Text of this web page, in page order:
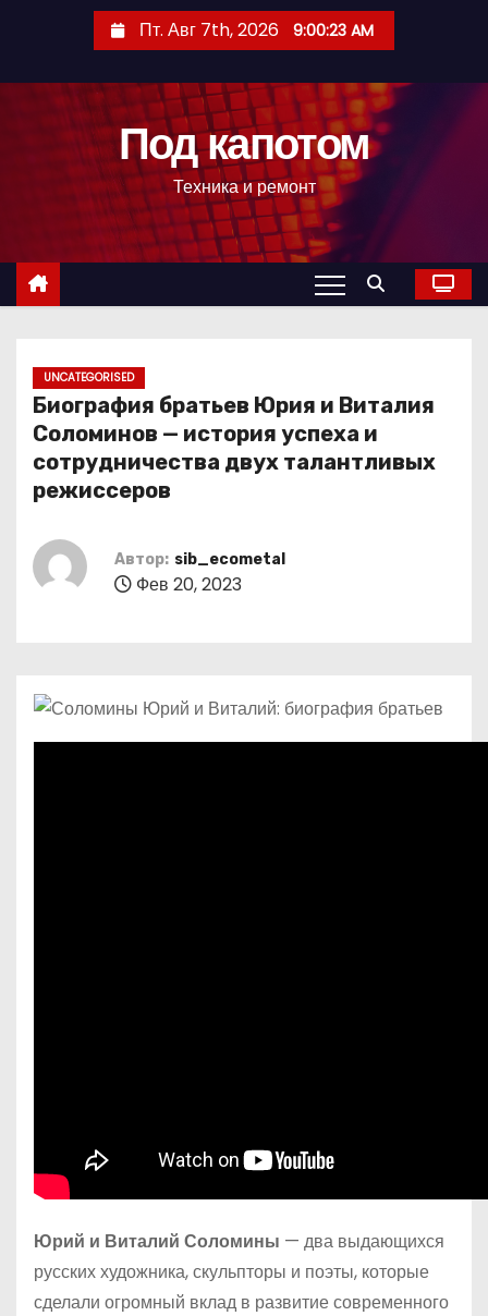
с
Пт. Авг 7th, 2026 9:00:24 AM
Под капотом
Техника и ремонт
UNCATEGORISED
Биография братьев Юрия и Виталия
Соломинов — история успеха и
сотрудничества двух талантливых
режиссеров
Автор: sib_ecometal
Фев 20, 2023
Юрий и Виталий Соломины — два выдающихся
русских художника, скульпторы и поэты, которые
сделали огромный вклад в развитие современного